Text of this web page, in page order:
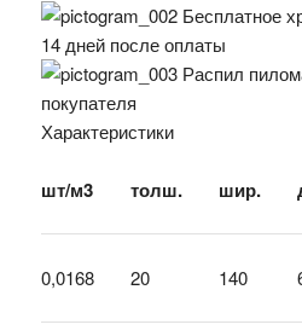
Бесплатное
14 дней после оплаты
Распил
покупателя
Характеристики
шт/м3 толш. шир.
0,0168 20 140